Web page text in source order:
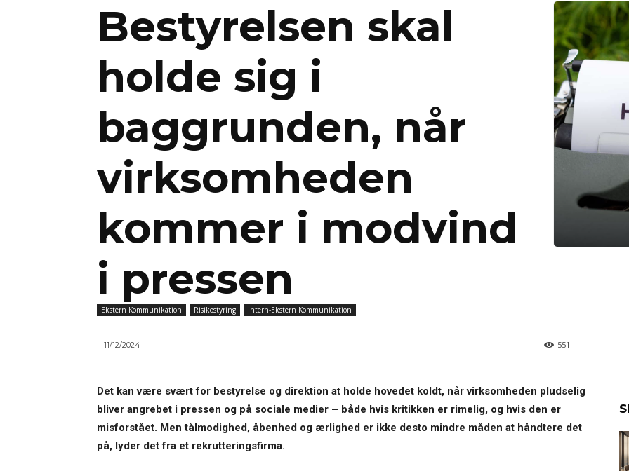
Bestyrelsen skal
holde sig i
baggrunden, når
virksomheden
kommer i modvind
i pressen
Ekstern Kommunikation Risikostyring Intern-Ekstern Kommunikation
11/12/2024 551
Det kan være svært for bestyrelse og direktion at holde hovedet koldt, når virksomheden pludselig
bliver angrebet i pressen og på sociale medier – både hvis kritikken er rimelig, og hvis den er
misforstået. Men tålmodighed, åbenhed og ærlighed er ikke desto mindre måden at håndtere det
på, lyder det fra et rekrutteringsfirma.